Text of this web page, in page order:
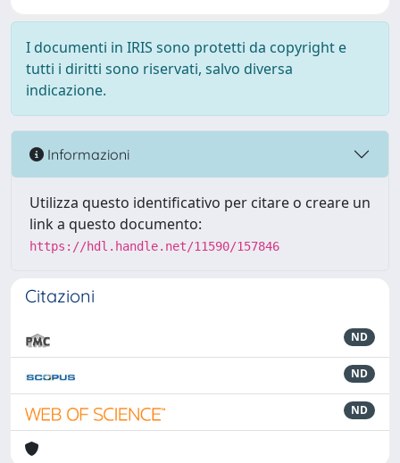
I documenti in IRIS sono protetti da copyright e
tutti i diritti sono riservati, salvo diversa
indicazione.
Informazioni
Utilizza questo identificativo per citare o creare un
link a questo documento:
https://hdl.handle.net/11590/157846
Citazioni
ND
ND
ND